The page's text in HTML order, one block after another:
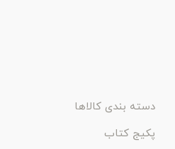
دسته بندی کالاها
پکیج کتاب